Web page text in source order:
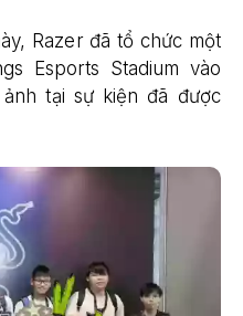
Razer đã tổ chức một
Esports Stadium vào
tại sự kiện đã được